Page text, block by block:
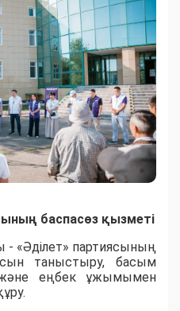
баспасөз қызметі
«Әділет» партиясының
таныстыру, басым
және еңбек ұжымымен